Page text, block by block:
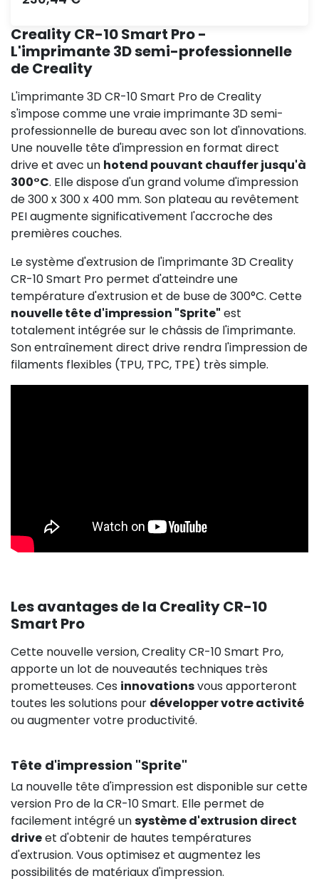
Creality CR-10 Smart Pro -
L'imprimante 3D semi-professionnelle
de Creality
L'imprimante 3D CR-10 Smart Pro de Creality
s'impose comme une vraie imprimante 3D semi-
professionnelle de bureau avec son lot d'innovations.
Une nouvelle tête d'impression en format direct
drive et avec un hotend pouvant chauffer jusqu'à
300°C. Elle dispose d'un grand volume d'impression
de 300 x 300 x 400 mm. Son plateau au revêtement
PEI augmente significativement l'accroche des
premières couches.
Le système d'extrusion de l'imprimante 3D Creality
CR-10 Smart Pro permet d'atteindre une
température d'extrusion et de buse de 300°C. Cette
nouvelle tête d'impression "Sprite" est
totalement intégrée sur le châssis de l'imprimante.
Son entraînement direct drive rendra l'impression de
filaments flexibles (TPU, TPC, TPE) très simple.
Les avantages de la Creality CR-10
Smart Pro
Cette nouvelle version, Creality CR-10 Smart Pro,
apporte un lot de nouveautés techniques très
prometteuses. Ces innovationsvous apporteront
toutes les solutions pour développer votre activité
ou augmenter votre productivité.
Tête d'impression "Sprite"
La nouvelle tête d'impression est disponible sur cette
version Pro de la CR-10 Smart. Elle permet de
facilement intégré unsystème d'extrusion direct
driveet d'obtenir de hautes températures
d'extrusion. Vous optimisez et augmentez les
possibilités de matériaux d'impression.